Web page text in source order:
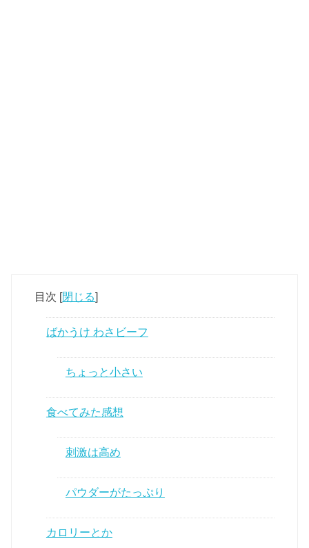
目次 [閉じる]
ばかうけ わさビーフ
ちょっと小さい
食べてみた感想
刺激は高め
パウダーがたっぷり
カロリーとか